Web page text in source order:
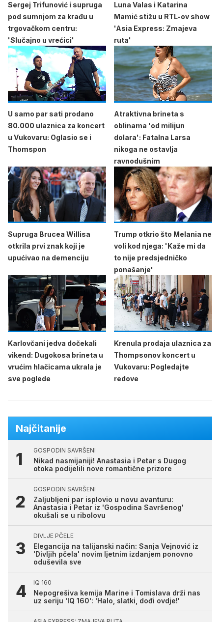
Sergej Trifunović i supruga
pod sumnjom za krađu u
trgovačkom centru:
'Slučajno u vrećici'
Luna Valas i Katarina
Mamić stižu u RTL-ov show
'Asia Express: Zmajeva
ruta'
U samo par sati prodano
80.000 ulaznica za koncert
u Vukovaru: Oglasio se i
Thomspon
Atraktivna brineta s
oblinama 'od milijun
dolara': Fatalna Larsa
nikoga ne ostavlja
ravnodušnim
Supruga Brucea Willisa
otkrila prvi znak koji je
upućivao na demenciju
Trump otkrio što Melania ne
voli kod njega: 'Kaže mi da
to nije predsjedničko
ponašanje'
Karlovčani jedva dočekali
vikend: Dugokosa brineta u
vrućim hlačicama ukrala je
sve poglede
Krenula prodaja ulaznica za
Thompsonov koncert u
Vukovaru: Pogledajte
redove
Najčitanije
GOSPODIN SAVRŠENI
Nikad nasmijaniji! Anastasia i Petar s Dugog
otoka podijelili nove romantične prizore
GOSPODIN SAVRŠENI
Zaljubljeni par isplovio u novu avanturu:
Anastasia i Petar iz 'Gospodina Savršenog'
okušali se u ribolovu
DIVLJE PČELE
Elegancija na talijanski način: Sanja Vejnović iz
'Divljih pčela' novim ljetnim izdanjem ponovno
oduševila sve
IQ 160
Nepogrešiva kemija Marine i Tomislava drži nas
uz seriju 'IQ 160': 'Halo, slatki, dođi ovdje!'